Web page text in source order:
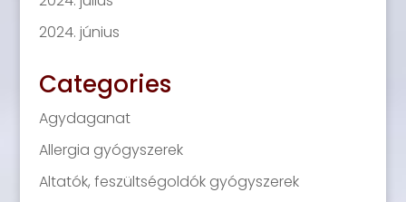
2024. június
Categories
Agydaganat
Allergia gyógyszerek
Altatók, feszültségoldók gyógyszerek